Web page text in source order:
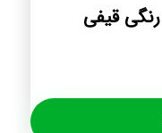
قیفی